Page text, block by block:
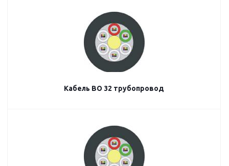
Кабель ВО 32 трубопровод